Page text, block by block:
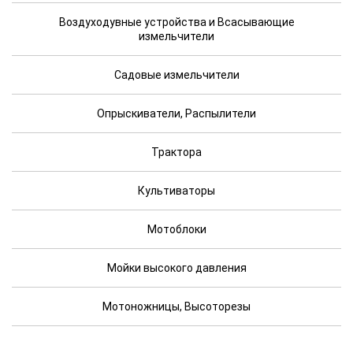
Воздуходувные устройства и Всасывающие
измельчители
Садовые измельчители
Опрыскиватели, Распылители
Трактора
Культиваторы
Мотоблоки
Мойки высокого давления
Мотоножницы, Высоторезы